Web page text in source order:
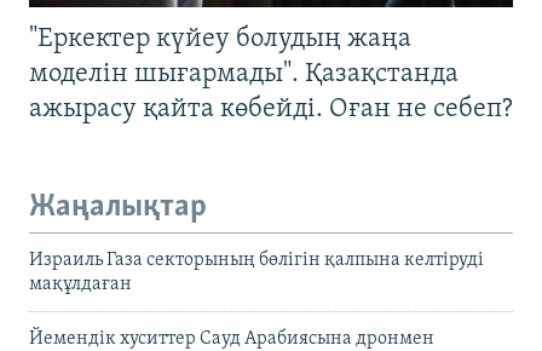
"Еркектер күйеу болудың жаңа
моделін шығармады". Қазақстанда
ажырасу қайта көбейді. Оған не себеп?
Жаңалықтар
Израиль Газа секторының бөлігін қалпына келтіруді
мақұлдаған
Йемендік хуситтер Сауд Арабиясына дронмен